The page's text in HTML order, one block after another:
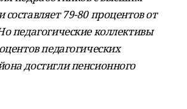
79-80 процентов от
педагогические коллективы
педагогических
достигли пенсионного